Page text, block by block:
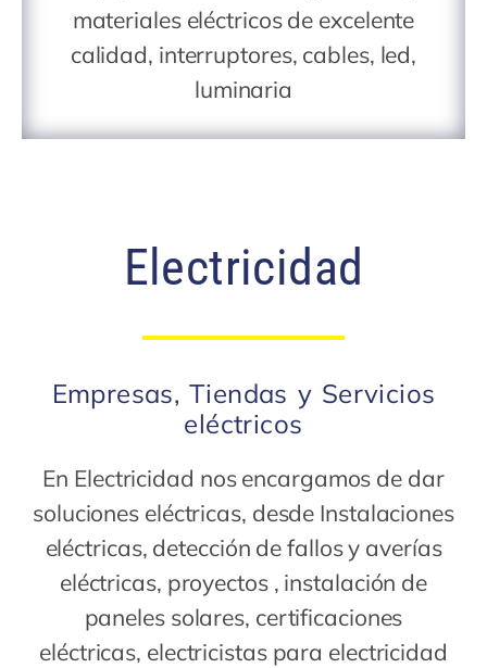
materiales eléctricos de excelente
calidad, interruptores, cables, led,
luminaria
Electricidad
Empresas, Tiendas y Servicios
eléctricos
En Electricidad nos encargamos de dar
soluciones eléctricas, desde Instalaciones
eléctricas, detección de fallos y averías
eléctricas, proyectos , instalación de
paneles solares, certificaciones
eléctricas, electricistas para electricidad